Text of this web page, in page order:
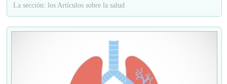
La sección: los Artículos sobre la salud